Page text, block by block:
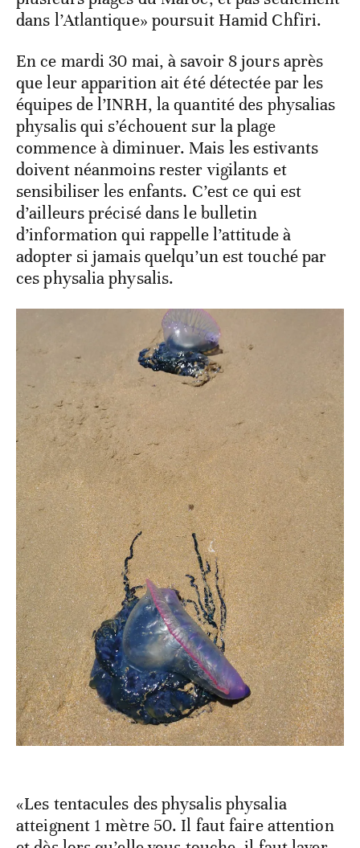
dans l’Atlantique» poursuit Hamid Chfiri.
En ce mardi 30 mai, à savoir 8 jours après
que leur apparition ait été détectée par les
équipes de l’INRH, la quantité des physalias
physalis qui s’échouent sur la plage
commence à diminuer. Mais les estivants
doivent néanmoins rester vigilants et
sensibiliser les enfants. C’est ce qui est
d’ailleurs précisé dans le bulletin
d’information qui rappelle l’attitude à
adopter si jamais quelqu’un est touché par
ces physalia physalis.
«Les tentacules des physalis physalia
atteignent 1 mètre 50. Il faut faire attention